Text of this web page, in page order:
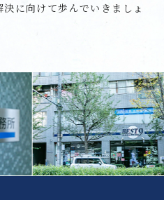
に向けて歩んでいきましょ
Next